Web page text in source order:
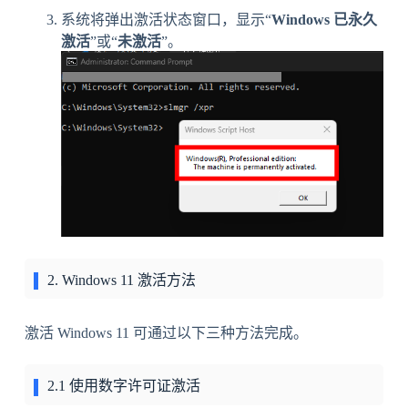
系统将弹出激活状态窗口，显示“Windows 已永久
激活”或“未激活”。
2. Windows 11 激活方法
激活 Windows 11 可通过以下三种方法完成。
2.1 使用数字许可证激活